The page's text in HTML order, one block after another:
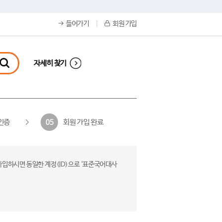
들어가기 회원 가입
자세히 찾기
증 05 회원 가입 완료
하시면 동일한 계정(ID)으로 ‘표준국어대사